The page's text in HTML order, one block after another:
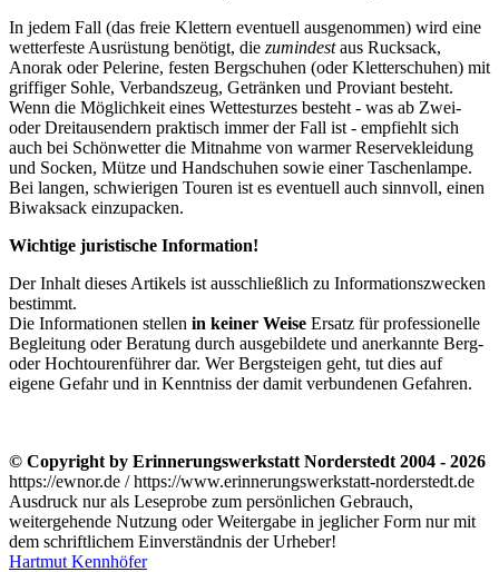
In jedem Fall (das freie Klettern eventuell ausgenommen) wird eine
wetterfeste Ausrüstung benötigt, die zumindestaus Rucksack,
Anorak oder Pelerine, festen Bergschuhen (oder Kletterschuhen) mit
griffiger Sohle, Verbandszeug, Getränken und Proviant besteht.
Wenn die Möglichkeit eines Wettesturzes besteht - was ab Zwei-
oder Dreitausendern praktisch immer der Fall ist - empfiehlt sich
auch bei Schönwetter die Mitnahme von warmer Reservekleidung
und Socken, Mütze und Handschuhen sowie einer Taschenlampe.
Bei langen, schwierigen Touren ist es eventuell auch sinnvoll, einen
Biwaksack einzupacken.
Wichtige juristische Information!
Der Inhalt dieses Artikels ist ausschließlich zu Informationszwecken
bestimmt.
Die Informationen stellen in keiner Weise Ersatz für professionelle
Begleitung oder Beratung durch ausgebildete und anerkannte Berg-
oder Hochtourenführer dar. Wer Bergsteigen geht, tut dies auf
eigene Gefahr und in Kenntniss der damit verbundenen Gefahren.
© Copyright by Erinnerungswerkstatt Norderstedt 2004 - 2026
https://ewnor.de / https://www.erinnerungswerkstatt-norderstedt.de
Ausdruck nur als Leseprobe zum persönlichen Gebrauch,
weitergehende Nutzung oder Weitergabe in jeglicher Form nur mit
dem schriftlichem Einverständnis der Urheber!
Hartmut Kennhöfer